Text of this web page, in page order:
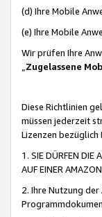
(d) Ihre Mobile
(e) Ihre Mobile
Wir prüfen Ihre
„Zugelassene
Diese Richtlinien
müssen jederzeit
Lizenzen bezüglich
1. SIE DÜRFEN DIE
AUF EINER
2. Ihre Nutzung